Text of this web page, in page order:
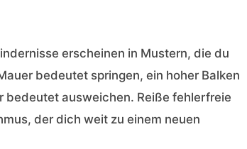
erscheinen in Mustern, die du
bedeutet springen, ein hoher Balken
ausweichen. Reiße fehlerfreie
der dich weit zu einem neuen